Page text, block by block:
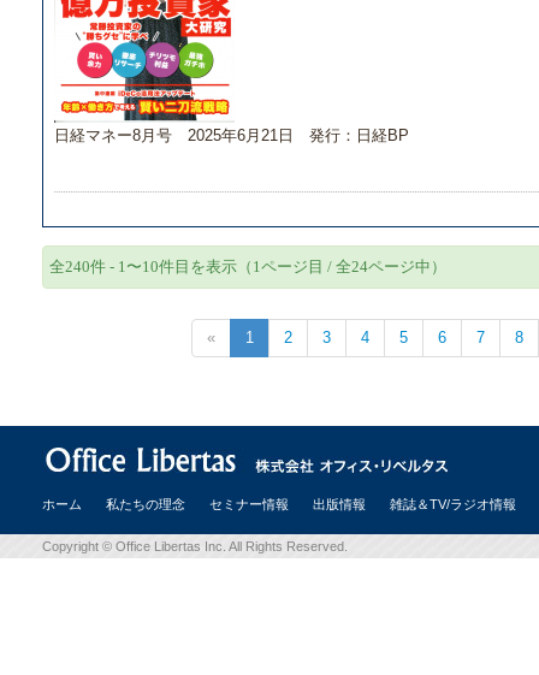
日経マネー8月号 2025年6月21日 発行：日経BP
全240件 - 1〜10件目を表示（1ページ目 / 全24ページ中）
« 1 2 3 4 5 6 7 8
ホーム 私たちの理念 セミナー情報 出版情報 雑誌＆TV/ラジオ情報
Copyright © Office Libertas Inc. All Rights Reserved.